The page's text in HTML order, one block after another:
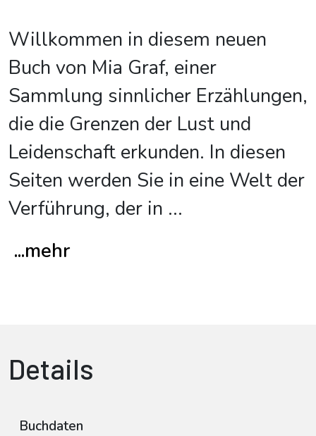
Willkommen in diesem neuen
Buch von Mia Graf, einer
Sammlung sinnlicher Erzählungen,
die die Grenzen der Lust und
Leidenschaft erkunden. In diesen
Seiten werden Sie in eine Welt der
Verführung, der in ...
...mehr
Details
Buchdaten